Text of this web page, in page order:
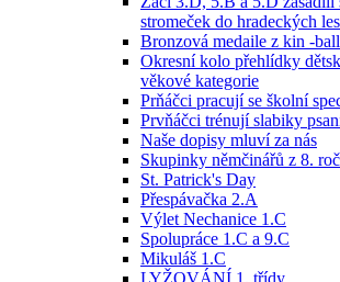
stromeček do hradeckých
Bronzová medaile z kin -
Okresní kolo přehlídky
věkové kategorie
Prňáčci pracují se školní
Prvňáčci trénují slabiky
Naše dopisy mluví za nás
Skupinky němčinářů z 8.
St. Patrick's Day
Přespávačka 2.A
Výlet Nechanice 1.C
Spolupráce 1.C a 9.C
Mikuláš 1.C